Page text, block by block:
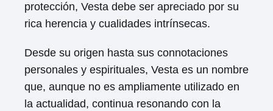
protección, Vesta debe ser apreciado por su
rica herencia y cualidades intrínsecas.
Desde su origen hasta sus connotaciones
personales y espirituales, Vesta es un nombre
que, aunque no es ampliamente utilizado en
la actualidad, continua resonando con la